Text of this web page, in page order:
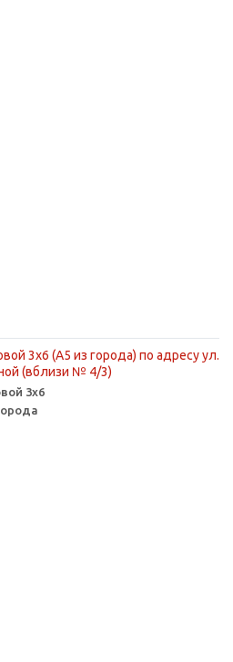
3х6 (А5 из города) по адресу ул.
(вблизи № 4/3)
3х6